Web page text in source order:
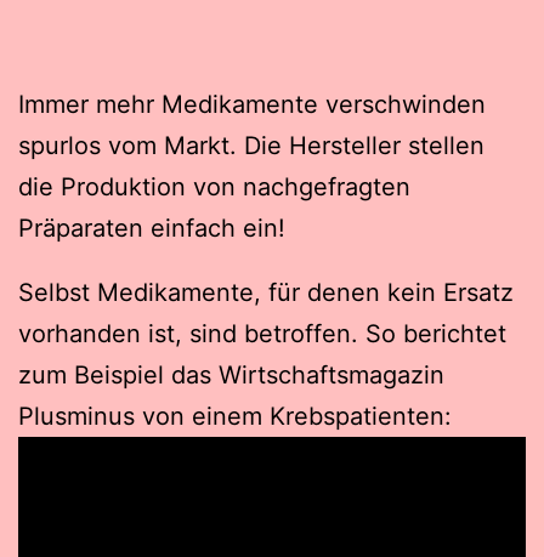
Immer mehr Medikamente verschwinden
spurlos vom Markt. Die Hersteller stellen
die Produktion von nachgefragten
Präparaten einfach ein!
Selbst Medikamente, für denen kein Ersatz
vorhanden ist, sind betroffen. So berichtet
zum Beispiel das Wirtschaftsmagazin
Plusminus von einem Krebspatienten: